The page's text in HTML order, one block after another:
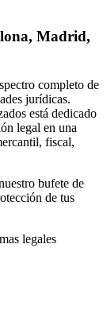
Madrid,
completo de
jurídicas.
está dedicado
legal en una
fiscal,
uestro bufete de
de tus
legales